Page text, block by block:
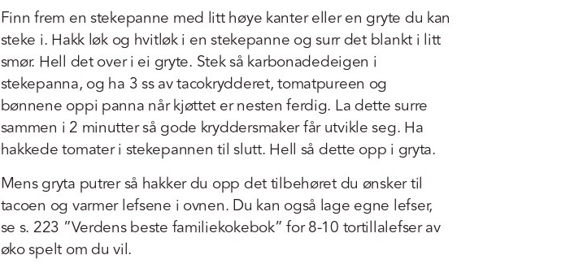
Finn frem en stekepanne med litt høye kanter eller en gryte du kan
steke i. Hakk løk og hvitløk i en stekepanne og surr det blankt i litt
smør. Hell det over i ei gryte. Stek så karbonadedeigen i
stekepanna, og ha 3 ss av tacokrydderet, tomatpureen og
bønnene oppi panna når kjøttet er nesten ferdig. La dette surre
sammen i 2 minutter så gode kryddersmaker får utvikle seg. Ha
hakkede tomater i stekepannen til slutt. Hell så dette opp i gryta.
Mens gryta putrer så hakker du opp det tilbehøret du ønsker til
tacoen og varmer lefsene i ovnen. Du kan også lage egne lefser,
se s. 223 ”Verdens beste familiekokebok” for 8-10 tortillalefser av
øko spelt om du vil.